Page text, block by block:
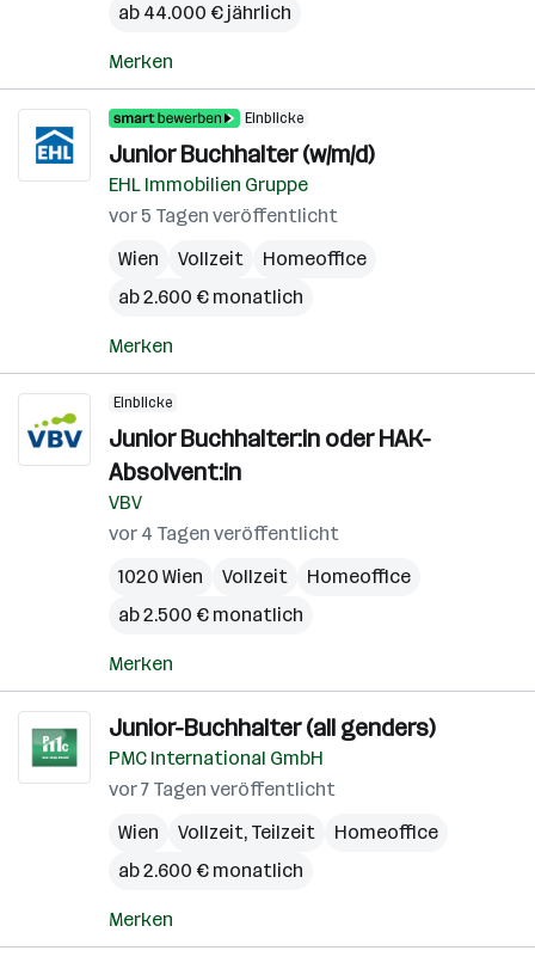
ab 44.000 € jährlich
Merken
Einblicke
Junior Buchhalter (w/m/d)
EHL Immobilien Gruppe
vor 5 Tagen veröffentlicht
Wien
Vollzeit
Homeoffice
ab 2.600 € monatlich
Merken
Einblicke
Junior Buchhalter:in oder HAK-
Absolvent:in
VBV
vor 4 Tagen veröffentlicht
1020 Wien
Vollzeit
Homeoffice
ab 2.500 € monatlich
Merken
Junior-Buchhalter (all genders)
PMC International GmbH
vor 7 Tagen veröffentlicht
Wien
Vollzeit, Teilzeit
Homeoffice
ab 2.600 € monatlich
Merken